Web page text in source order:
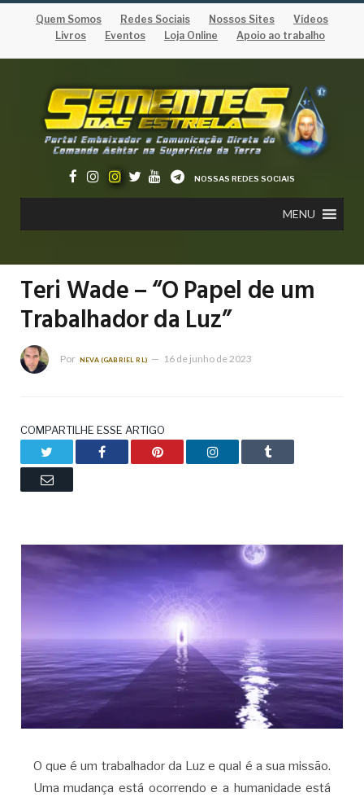
Quem Somos Redes Sociais Nossos Sites
Vídeos
Livros
Eventos Loja Online Apoio ao trabalho
NOSSAS REDES SOCIAIS
MENU
Teri Wade – “O Papel de um
Trabalhador da Luz”
Por NEVA (GABRIEL RL) 16 de junho de 2023
COMPARTILHE ESSE ARTIGO
Facebook Pinterest LinkedIn Tumblr
Email
O que é um trabalhador da Luz e qual é a sua missão.
Uma mudança está ocorrendo e a humanidade está